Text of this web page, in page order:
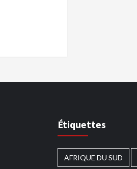
Étiquettes
AFRIQUE DU SUD